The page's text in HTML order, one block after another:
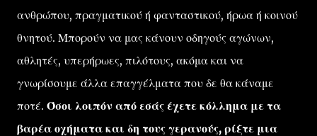
ανθρώπου, πραγματικού ή φανταστικού, ήρωα ή κοινού
θνητού. Μπορούν να μας κάνουν οδηγούς αγώνων,
αθλητές, υπερήρωες, πιλότους, ακόμα και να
γνωρίσουμε άλλα επαγγέλματα που δε θα κάναμε
ποτέ. Όσοι λοιπόν από εσάς έχετε κόλλημα με τα
βαρέα οχήματα και δη τους γερανούς, ρίξτε μια